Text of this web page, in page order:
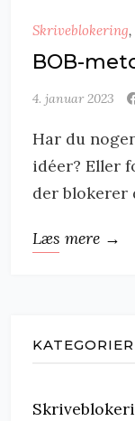
Skriveblokering,
BOB-
4. januar 2023
Har du
idéer? Eller
der blokerer
Læs mere →
KATEGORIER